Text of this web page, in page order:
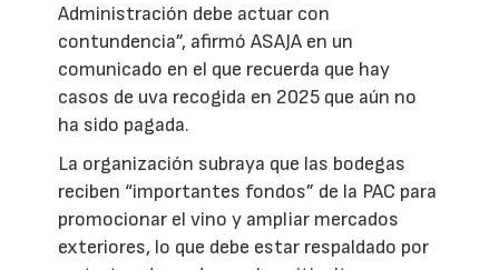
Administración debe actuar con
contundencia”, afirmó ASAJA en un
comunicado en el que recuerda que hay
casos de uva recogida en 2025 que aún no
ha sido pagada.
La organización subraya que las bodegas
reciben “importantes fondos” de la PAC para
promocionar el vino y ampliar mercados
exteriores, lo que debe estar respaldado por